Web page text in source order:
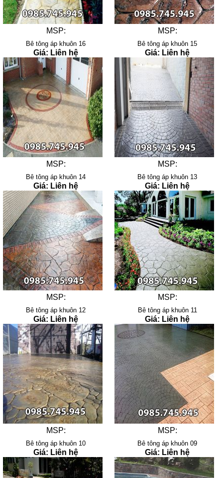
MSP:
Bê tông áp khuôn 16
Giá: Liên hệ
MSP:
Bê tông áp khuôn 15
Giá: Liên hệ
MSP:
Bê tông áp khuôn 14
Giá: Liên hệ
MSP:
Bê tông áp khuôn 13
Giá: Liên hệ
MSP:
Bê tông áp khuôn 12
Giá: Liên hệ
MSP:
Bê tông áp khuôn 11
Giá: Liên hệ
MSP:
Bê tông áp khuôn 10
Giá: Liên hệ
MSP:
Bê tông áp khuôn 09
Giá: Liên hệ